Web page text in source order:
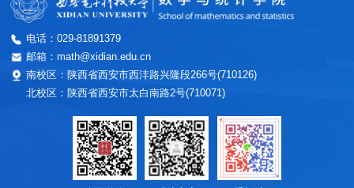
电话：029-81891379
邮箱：math@xidian.edu.cn
南校区：陕西省西安市西沣路兴隆段266号(710126)
北校区：陕西省西安市太白南路2号(710071)